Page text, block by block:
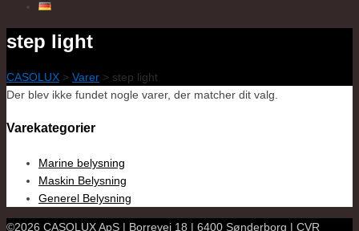
step light
CASOLUX > Varer > step light
Der blev ikke fundet nogle varer, der matcher dit valg.
Varekategorier
Marine belysning
Maskin Belysning
Generel Belysning
©2026 CASOLUX ApS | Borrevej 18 | 6400 Sønderborg | CVR